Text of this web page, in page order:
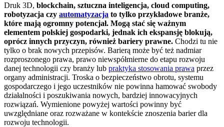
Druk 3D, blockchain, sztuczna inteligencja, cloud computing,
robotyzacja czy automatyzacja to tylko przykładowe branże,
które mają ogromny potencjał. Mogą stać się ważnym
elementem polskiej gospodarki, jednak ich ekspansję blokują,
oprócz innych przyczyn, również bariery prawne. Chodzi tu nie
tylko o brak nowych przepisów. Barierą może być też nadmiar
rozproszonego prawa, prawo niewspółmierne do etapu rozwoju
danej technologii czy branży lub praktyka stosowania prawa przez
organy administracji. Troska o bezpieczeństwo obrotu, systemu
gospodarczego i jego uczestników nie powinna hamować swobody
działalności i poszukiwania nowych, bardziej innowacyjnych
rozwiązań. Wymienione powyżej wartości powinny być
uwzględniane oraz rozważane w kontekście znoszenia barier dla
rozwoju technologii.